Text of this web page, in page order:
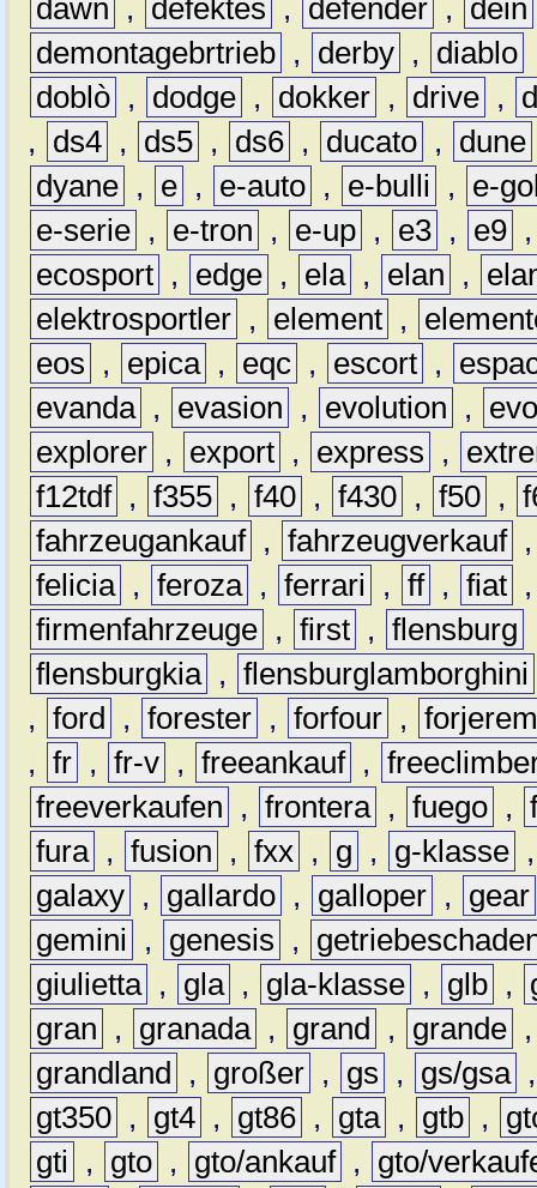
dawn , defektes , defender , dein
demontagebrtrieb , derby , diablo
doblò , dodge , dokker , drive ,
,
ds4 , ds5 , ds6 , ducato , dune
dyane , e , e-auto , e-bulli ,
e-
e-serie , e-tron , e-up , e3 , e9
ecosport , edge , ela , elan ,
elektrosportler , element ,
eos
, epica , eqc , escort ,
evanda , evasion , evolution ,
explorer , export , express ,
f12tdf , f355 , f40 , f430 , f50 ,
fahrzeugankauf , fahrzeugverkauf
felicia , feroza , ferrari , ff , fiat
firmenfahrzeuge , first , flensburg
flensburgkia , flensburglamborghini
, ford , forester , forfour ,
, fr , fr-v , freeankauf ,
freeverkaufen
, frontera , fuego ,
fura , fusion , fxx , g , g-klasse
galaxy , gallardo , galloper ,
gear
gemini
, genesis ,
giulietta , gla , gla-klasse , glb ,
gran
, granada , grand , grande
grandland
, großer , gs , gs/gsa
gt350 , gt4 , gt86 , gta , gtb ,
gti
, gto , gto/ankauf ,
gto/